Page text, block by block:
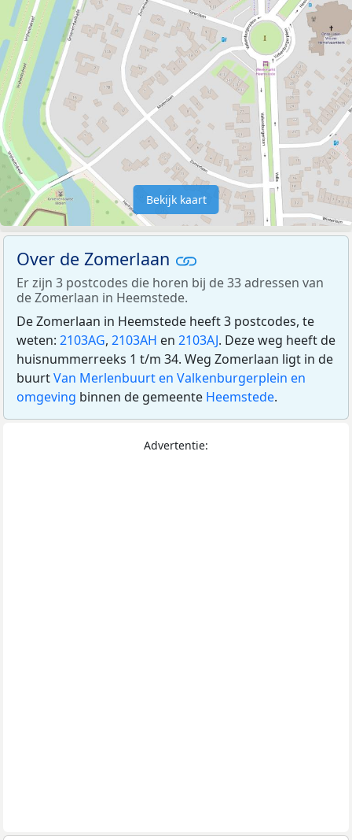
Bekijk kaart
Over de Zomerlaan
Er zijn 3 postcodes die horen bij de 33 adressen van
de Zomerlaan in Heemstede.
De Zomerlaan in Heemstede heeft 3 postcodes, te
weten: 2103AG, 2103AH en 2103AJ. Deze weg heeft de
huisnummerreeks 1 t/m 34. Weg Zomerlaan ligt in de
buurtVan Merlenbuurt en Valkenburgerplein en
omgeving binnen de gemeente Heemstede.
Advertentie: